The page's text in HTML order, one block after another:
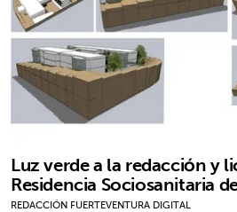
Luz verde a la redacción y
Residencia Sociosanitaria
REDACCIÓN FUERTEVENTURA DIGITAL